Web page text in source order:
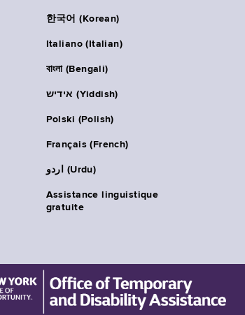
한국어 (Korean)
Italiano (Italian)
বাংলা (Bengali)
אידיש (Yiddish)
Polski (Polish)
Français (French)
اردو (Urdu)
Assistance linguistique
gratuite